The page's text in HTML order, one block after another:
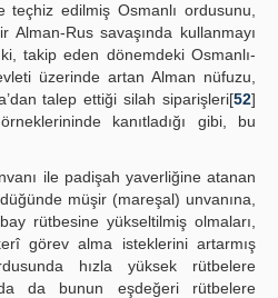
edilmiş Osmanlı ordusunu,
Alman-Rus savaşında kullanmayı
takip eden dönemdeki Osmanlı-
üzerinde artan Alman nüfuzu,
talep ettiği silah siparişleri[52]
kanıtladığı gibi, bu
ile padişah yaverliğine atanan
müşir (mareşal) unvanına,
rütbesine yükseltilmiş olmaları,
görev alma isteklerini artarmış
hızla yüksek rütbelere
da bunun eşdeğeri rütbelere